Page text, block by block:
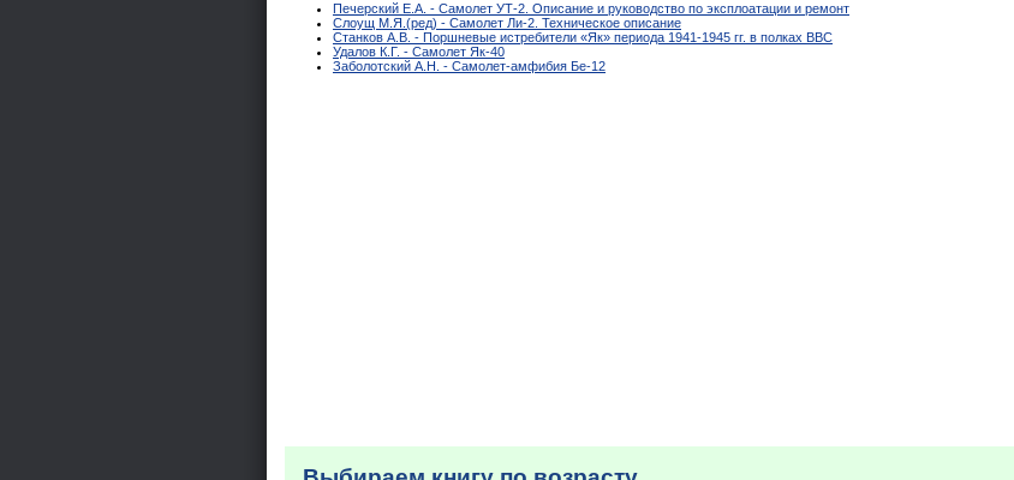
Печерский Е.А. - Самолет УТ-2. Описание и руководство по эксплоатации и ремонт
Слоущ М.Я.(ред) - Самолет Ли-2. Техническое описание
Станков А.В. - Поршневые истребители «Як» периода 1941-1945 гг. в полках ВВС
Удалов К.Г. - Самолет Як-40
Заболотский А.Н. - Самолет-амфибия Бе-12